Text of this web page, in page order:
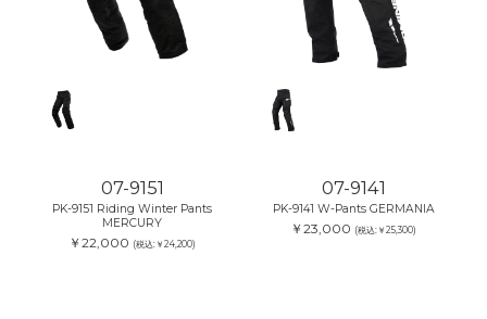
07-9151
PK-9151 Riding Winter Pants
MERCURY
￥22,000 (税込:￥24,200)
07-9141
PK-9141 W-Pants GERMANIA
￥23,000 (税込:￥25,300)